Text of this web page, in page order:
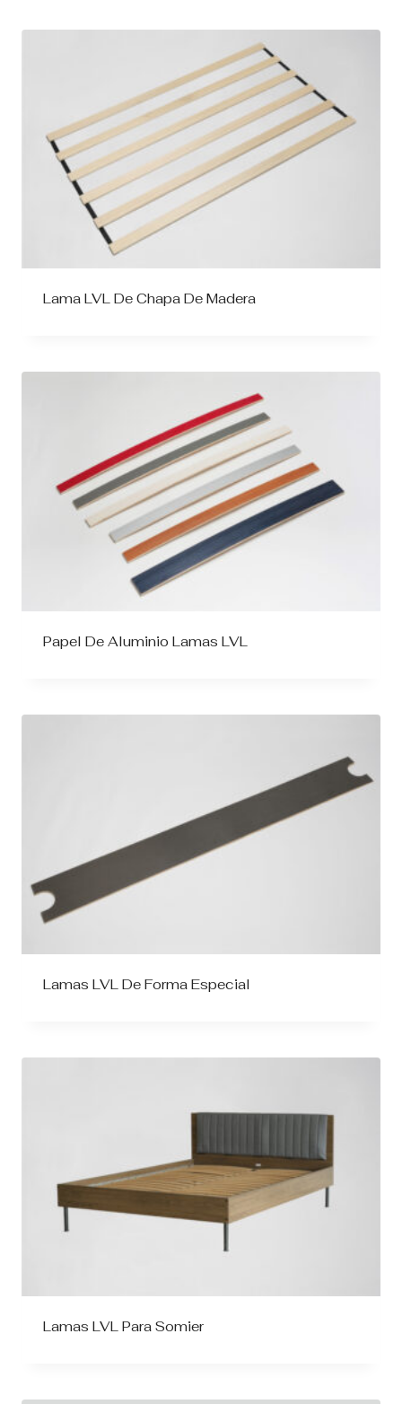
Lama LVL De Chapa De Madera
Papel De Aluminio Lamas LVL
Lamas LVL De Forma Especial
Lamas LVL Para Somier